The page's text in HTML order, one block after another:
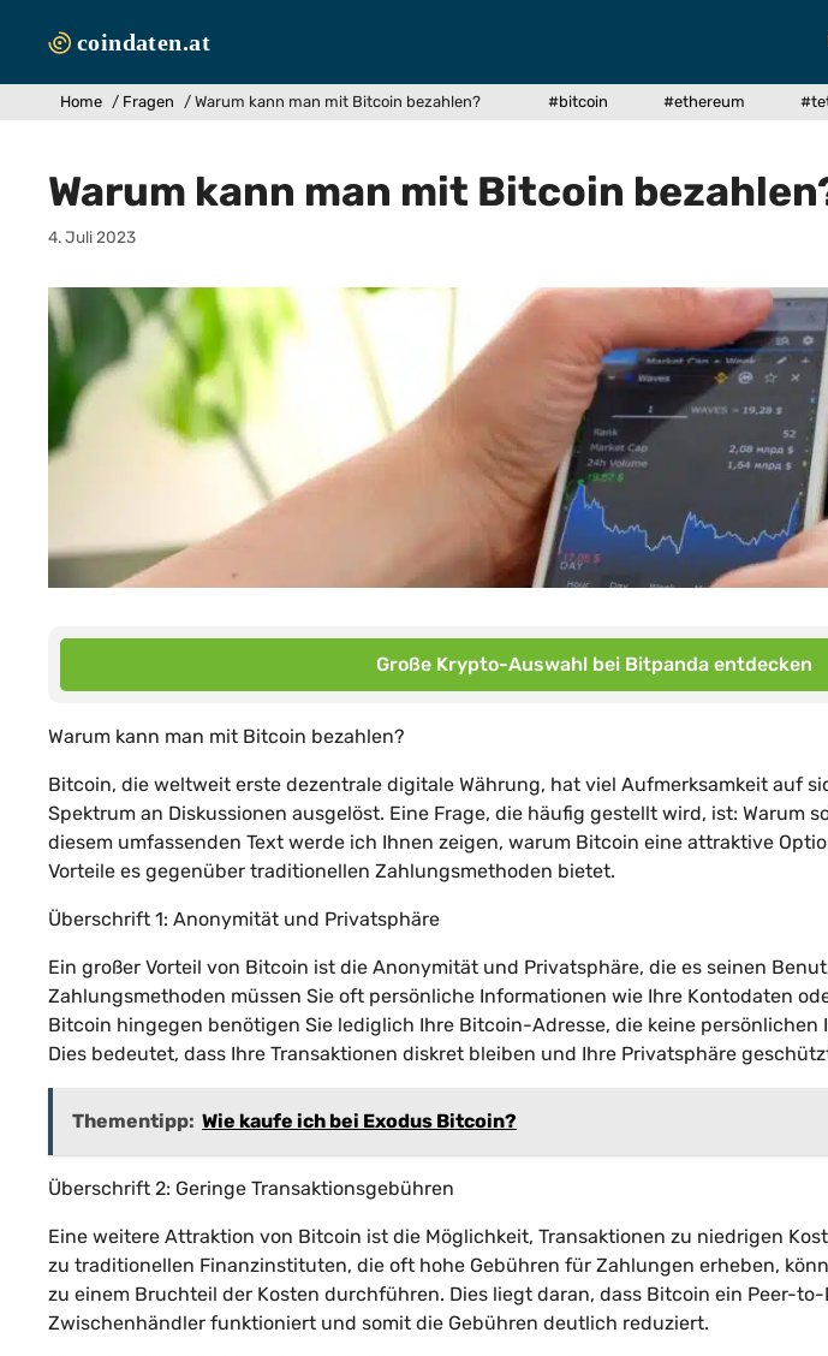
Inhalt
Home / Fragen / Warum kann man mit Bitcoin bezahlen? #bitcoin #ethereum
Warum kann man mit Bitcoin
4. Juli 2023
Große Krypto-Auswahl bei Bitpanda entdecken
Warum kann man mit Bitcoin bezahlen?
Bitcoin, die weltweit erste dezentrale digitale Währung, hat viel Aufmerksamkeit auf
Spektrum an Diskussionen ausgelöst. Eine Frage, die häufig gestellt wird, ist: Warum
diesem umfassenden Text werde ich Ihnen zeigen, warum Bitcoin eine attraktive
Vorteile es gegenüber traditionellen Zahlungsmethoden bietet.
Überschrift 1: Anonymität und Privatsphäre
Ein großer Vorteil von Bitcoin ist die Anonymität und Privatsphäre, die es seinen
Zahlungsmethoden müssen Sie oft persönliche Informationen wie Ihre Kontodaten
Bitcoin hingegen benötigen Sie lediglich Ihre Bitcoin-Adresse, die keine
Dies bedeutet, dass Ihre Transaktionen diskret bleiben und Ihre Privatsphäre
Thementipp: Wie kaufe ich bei Exodus Bitcoin?
Überschrift 2: Geringe Transaktionsgebühren
Eine weitere Attraktion von Bitcoin ist die Möglichkeit, Transaktionen zu niedrigen
zu traditionellen Finanzinstituten, die oft hohe Gebühren für Zahlungen erheben,
zu einem Bruchteil der Kosten durchführen. Dies liegt daran, dass Bitcoin ein Peer-
Zwischenhändler funktioniert und somit die Gebühren deutlich reduziert.